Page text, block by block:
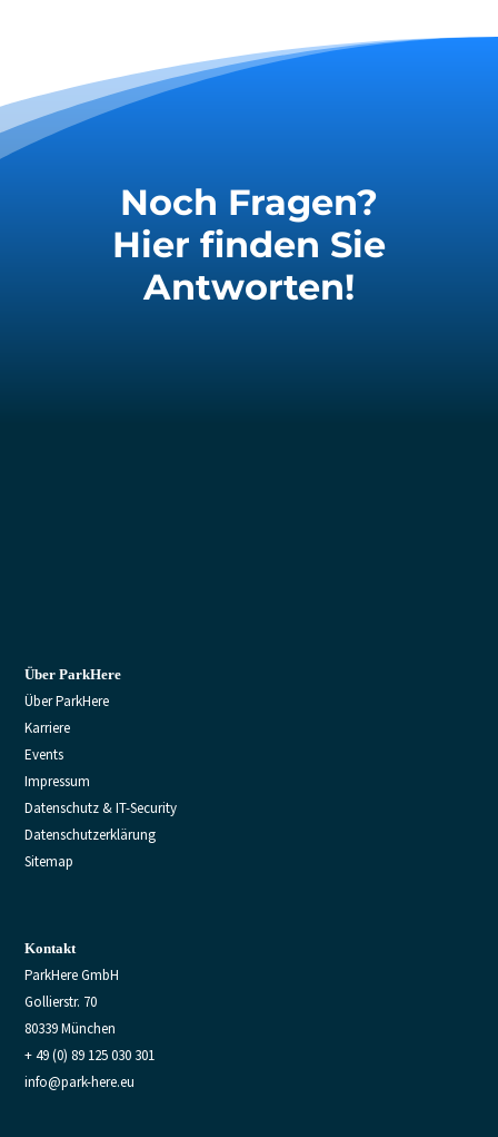
Noch Fragen?
Hier finden Sie
Antworten!
Über ParkHere
Über ParkHere
Karriere
Events
Impressum
Datenschutz & IT-Security
Datenschutzerklärung
Sitemap
Kontakt
ParkHere GmbH
Gollierstr. 70
80339 München
+ 49 (0) 89 125 030 301
info@park-here.eu